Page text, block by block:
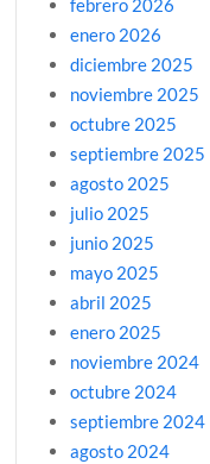
febrero 2026
enero 2026
diciembre 2025
noviembre 2025
octubre 2025
septiembre 2025
agosto 2025
julio 2025
junio 2025
mayo 2025
abril 2025
enero 2025
noviembre 2024
octubre 2024
septiembre 2024
agosto 2024